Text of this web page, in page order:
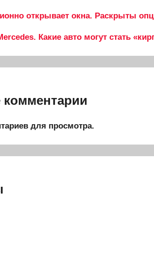
открывает окна. Раскрыты
Какие авто могут стать
для просмотра.